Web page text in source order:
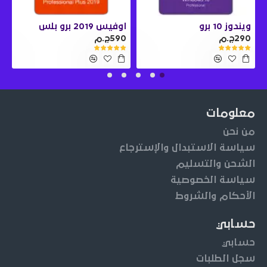
ويندوز 10 برو
290ج.م
اوفيس 2019 برو بلس
590ج.م
معلومات
من نحن
سياسة الاستبدال والإسترجاع
الشحن والتسليم
سياسة الخصوصية
الأحكام والشروط
حسابي
حسابي
سجل الطلبات